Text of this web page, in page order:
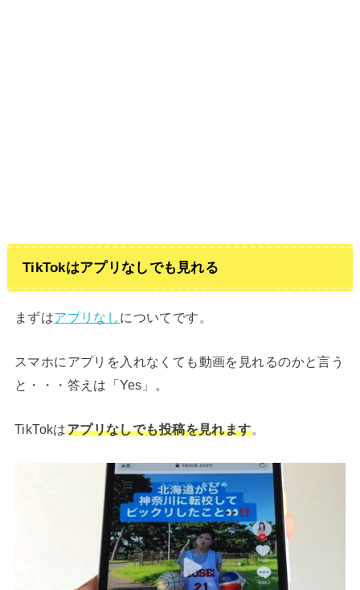
TikTokはアプリなしでも見れる
まずはアプリなしについてです。
スマホにアプリを入れなくても動画を見れるのかと言う
と・・・答えは「Yes」。
TikTokはアプリなしでも投稿を見れます。